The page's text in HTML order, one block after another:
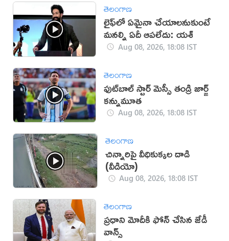
తెలంగాణ
లైఫ్‌లో ఏమైనా చేయాలనుకుంటే
మనల్ని ఏదీ ఆపలేదు: యశ్
Aug 08, 2026, 18:08 IST
తెలంగాణ
ఫుట్‌బాల్ స్టార్ మెస్సీ తండ్రి జార్జ్
కన్నుమూత
Aug 08, 2026, 18:08 IST
తెలంగాణ
చిన్నారిపై వీధికుక్కల దాడి
(వీడియో)
Aug 08, 2026, 18:08 IST
తెలంగాణ
ప్రధాని మోదీకి ఫోన్ చేసిన జేడీ
వాన్స్